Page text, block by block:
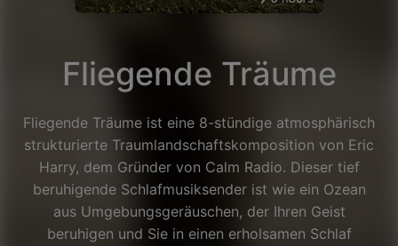
Fliegende Träume
Fliegende Träume ist eine 8-stündige atmosphärisch
strukturierte Traumlandschaftskomposition von Eric
Harry, dem Gründer von Calm Radio. Dieser tief
beruhigende Schlafmusiksender ist wie ein Ozean
aus Umgebungsgeräuschen, der Ihren Geist
beruhigen und Sie in einen erholsamen Schlaf